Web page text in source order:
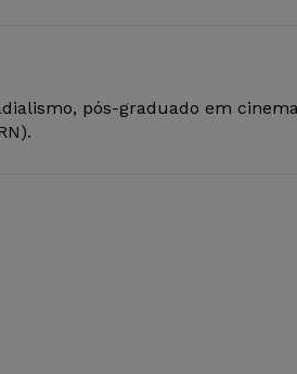
pós-graduado em